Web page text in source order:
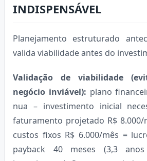
INDISPENSÁVEL
Planejamento estruturado
valida viabilidade antes do
Validação de viabilidade
negócio inviável): plano
nua – investimento inicial
faturamento projetado R$
custos fixos R$ 6.000/mês =
payback 40 meses (3,3